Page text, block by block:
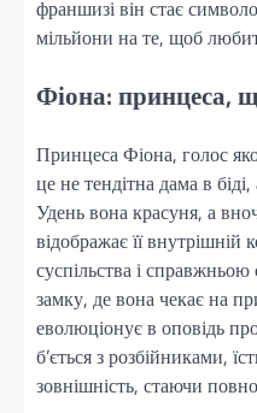
франшизі він стає
мільйони на те, щоб
Фіона: принцеса,
Принцеса Фіона, голос
це не тендітна дама в
Удень вона красуня, а
відображає її
суспільства і справжньою
замку, де вона чекає на
еволюціонує в оповідь
б’ється з розбійниками,
зовнішність, стаючи